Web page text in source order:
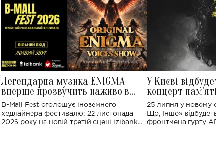
Легендарна музика ENIGMA
вперше прозвучить наживо в
Україні: де відбудеться концерт
B-Mall Fest оголошує іноземного
хедлайнера фестивалю: 22 листопада
2026 року на новій третій сцені izibank
У Києві
концерт
Клименка:
виконають
25 липня у новому
Що, Інше»
фронтмена гурту